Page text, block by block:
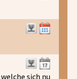
sich nu